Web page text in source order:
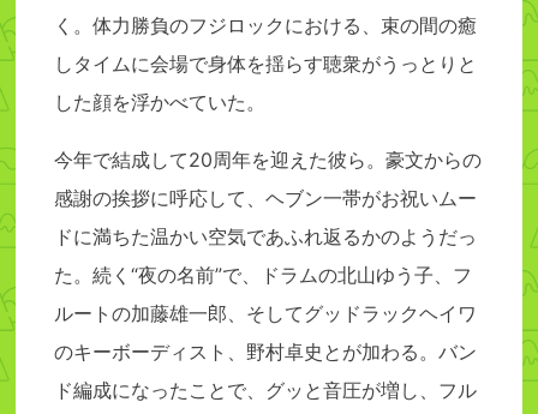
く。体力勝負のフジロックにおける、束の間の癒
しタイムに会場で身体を揺らす聴衆がうっとりと
した顔を浮かべていた。
今年で結成して20周年を迎えた彼ら。豪文からの
感謝の挨拶に呼応して、ヘブン一帯がお祝いムー
ドに満ちた温かい空気であふれ返るかのようだっ
た。続く“夜の名前”で、ドラムの北山ゆう子、フ
ルートの加藤雄一郎、そしてグッドラックヘイワ
のキーボーディスト、野村卓史とが加わる。バン
ド編成になったことで、グッと音圧が増し、フル